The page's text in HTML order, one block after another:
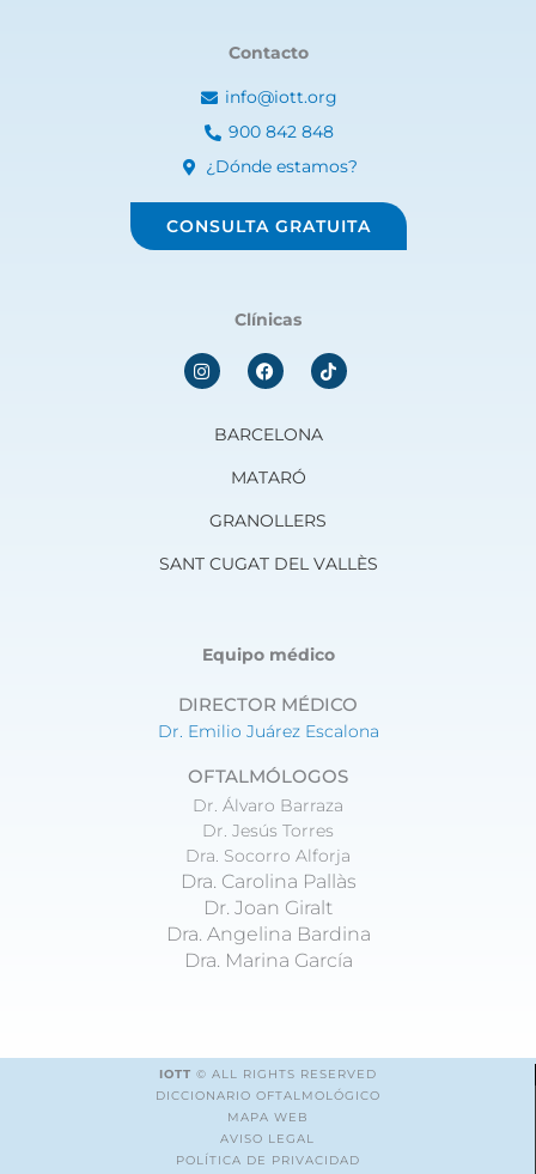
Contacto
info@iott.org
900 842 848
¿Dónde estamos?
CONSULTA GRATUITA
Clínicas
I
n
s
F
a
c
b
o
k
BARCELONA
MATARÓ
GRANOLLERS
SANT CUGAT DEL VALLÈS
Equipo médico
DIRECTOR MÉDICO
Dr. Emilio Juárez Escalona
OFTALMÓLOGOS
Dr. Álvaro Barraza
Dr. Jesús Torres
Dra. Socorro Alforja
Dra. Carolina Pallàs
Dr. Joan Giralt
Dra. Angelina Bardina
Dra. Marina García
IOTT © ALL RIGHTS RESERVED
DICCIONARIO OFTALMOLÓGICO
MAPA WEB
AVISO LEGAL
POLÍTICA DE PRIVACIDAD